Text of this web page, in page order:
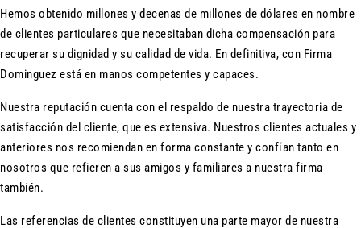
Hemos obtenido millones y decenas de millones de dólares en nombre
de clientes particulares que necesitaban dicha compensación para
recuperar su dignidad y su calidad de vida. En definitiva, con Firma
Dominguez está en manos competentes y capaces.
Nuestra reputación cuenta con el respaldo de nuestra trayectoria de
satisfacción del cliente, que es extensiva. Nuestros clientes actuales y
anteriores nos recomiendan en forma constante y confían tanto en
nosotros que refieren a sus amigos y familiares a nuestra firma
también.
Las referencias de clientes constituyen una parte mayor de nuestra